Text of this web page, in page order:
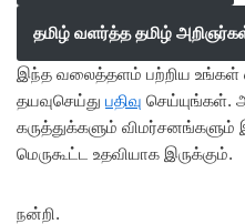
தமிழ் வளர்த்த தமிழ்
இந்த வலைத்தளம் பற்றிய
தயவுசெய்து பதிவு செய்யுங்கள்.
கருத்துக்களும்
மெருகூட்ட உதவியாக இருக்கும்.
நன்றி.